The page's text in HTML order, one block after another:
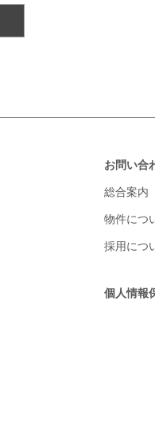
お問い合
総合案内
物件につ
採用につ
個人情報